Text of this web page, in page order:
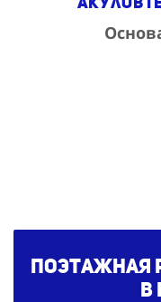
Поэтажная
в